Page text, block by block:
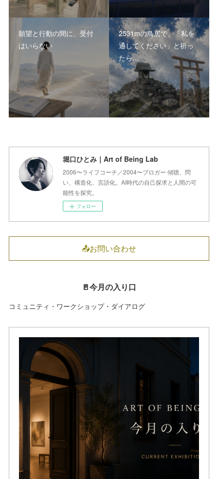
願望と行動の間に、受付
はいらない
2531mの鳥居で、「私を
通してください」と祈っ
たら…
堀口ひとみ｜Art of Being Lab
2006〜ライフコーチ／2004〜ブロガー 傾聴、問
い、構造化、言語化。AI時代の自己探求と人間の可
能性を探究。
フォロー
📤お問い合わせ
🚪今月の入り口
コミュニティ・ワークショップ・ダイアログ